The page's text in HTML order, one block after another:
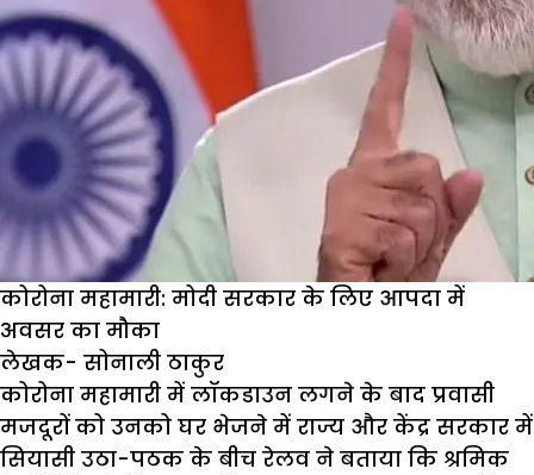
कोरोना महामारी: मोदी सरकार के लिए आपदा में
अवसर का मौका
लेखक- सोनाली ठाकुर
कोरोना महामारी में लॉकडाउन लगने के बाद प्रवासी
मजदूरों को उनको घर भेजने में राज्य और केंद्र सरकार में
सियासी उठा-पठक के बीच रेलव ने बताया कि श्रमिक